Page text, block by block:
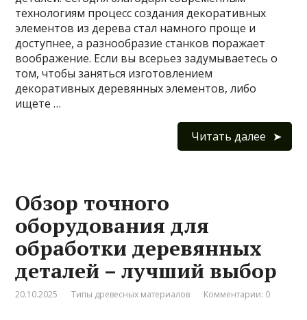
технологиям процесс создания декоративных
элементов из дерева стал намного проще и
доступнее, а разнообразие станков поражает
воображение. Если вы всерьез задумываетесь о
том, чтобы заняться изготовлением
декоративных деревянных элементов, либо
ищете …
Читать далее
Обзор точного
оборудования для
обработки деревянных
деталей – лучший выбор
20.10.2025 Типы древесных материалов Комментарии: 0